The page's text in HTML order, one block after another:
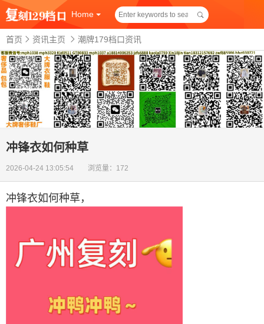
Home
首页 资讯主页 潮牌179档口资讯
冲锋衣如何种草
2026-04-24 13:05:54 浏览量：172
冲锋衣如何种草 ，